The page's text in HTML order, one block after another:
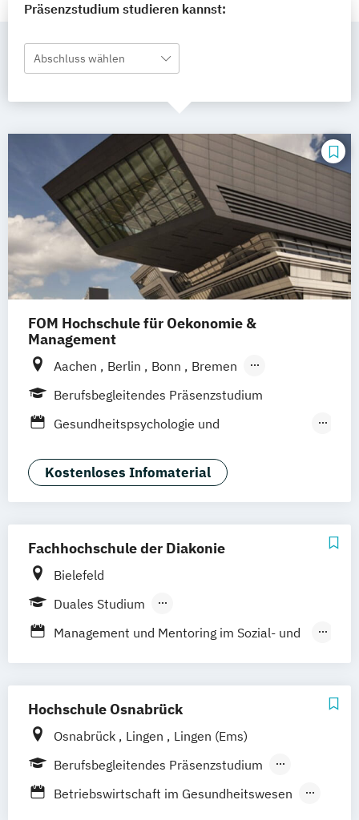
Präsenzstudium studieren kannst:
Abschluss wählen
FOM Hochschule für Oekonomie &
Management
Aachen Berlin Bonn
Bremen
Dortmund Duisburg Düsseldorf
Köln Mannheim München
Neuss Nürnberg Siegen Stuttgart
Wesel Wuppertal Augsburg
Leipzig Gütersloh Hagen Karlsruhe
Saarbrücken Mainz Arnsberg
Digitales Live Studium (DLS)
Berufsbegleitendes Präsenzstudium
Gesundheitspsychologie und
Management im Gesundheitswesen
Pflegemanagement Public Health
Kostenloses Infomaterial
Fachhochschule der Diakonie
Bielefeld
Duales Studium
Berufsbegleitendes Präsenzstudium
Management und Mentoring im Sozial- und
Psychische Gesundheit/Psychiatrische
Hochschule Osnabrück
Osnabrück Lingen
Lingen (Ems)
Berufsbegleitendes Präsenzstudium
Duales Studium
Vollzeit
Betriebswirtschaft im Gesundheitswesen